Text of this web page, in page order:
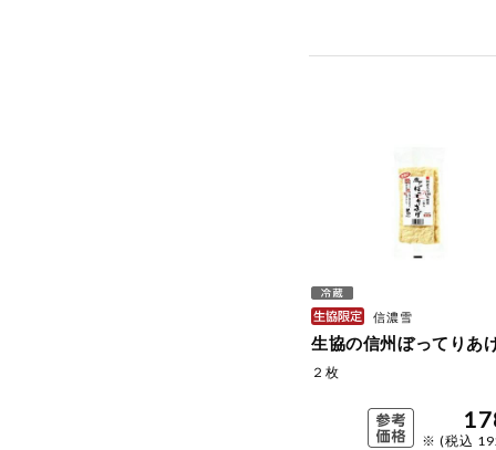
信濃雪
生協の信州ぼってりあ
２枚
※ (税込